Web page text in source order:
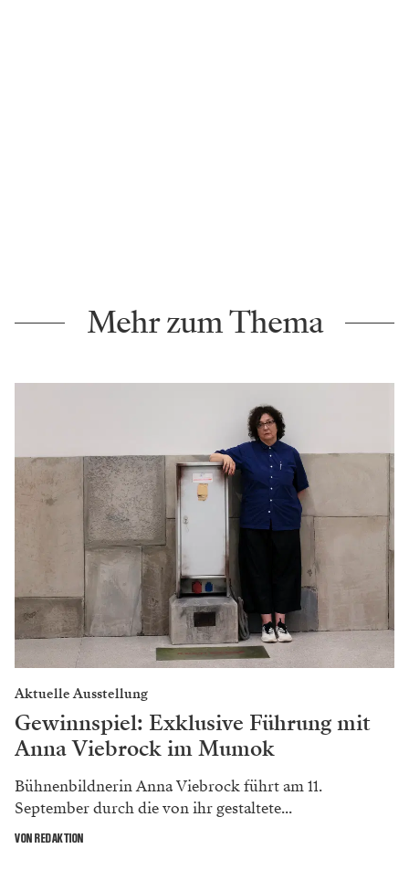
Mehr zum Thema
Aktuelle Ausstellung
Gewinnspiel: Exklusive Führung mit
Anna Viebrock im Mumok
Bühnenbildnerin Anna Viebrock führt am 11.
September durch die von ihr gestaltete...
VON REDAKTION